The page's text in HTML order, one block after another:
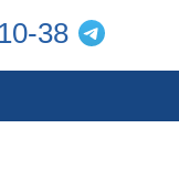
38